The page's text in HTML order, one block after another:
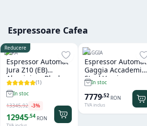
Espressoare Cafea
Reducere
JURA
Espressor Automat
Jura Z10 (EB)
Aluminium Black
(1)
In stoc
13345,92 -3%
12945,54 RON
GAGGIA
Espressor Automat
Gaggia Accademia
Steel Version
In stoc
7779,52 RON
TVA inclus